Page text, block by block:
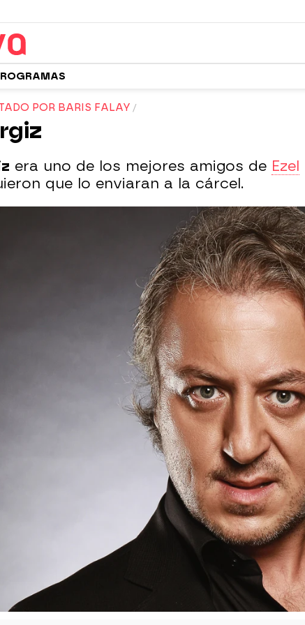
POR BARIS FALAY
era uno de los mejores amigos de Ezel
que lo enviaran a la cárcel.